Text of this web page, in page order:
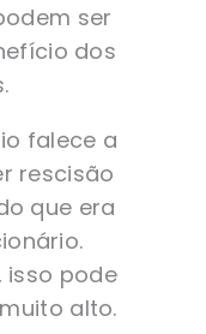
ser
dos
falece a
rescisão
que era
isso pode
alto.